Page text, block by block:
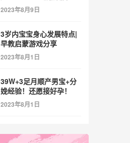
参与北体大专业普拉提教
练培训
2023年8月9日
3岁内宝宝身心发展特点|
早教启蒙游戏分享
2023年8月1日
39W+3足月顺产男宝+分
娩经验！还愿接好孕！
2023年8月1日